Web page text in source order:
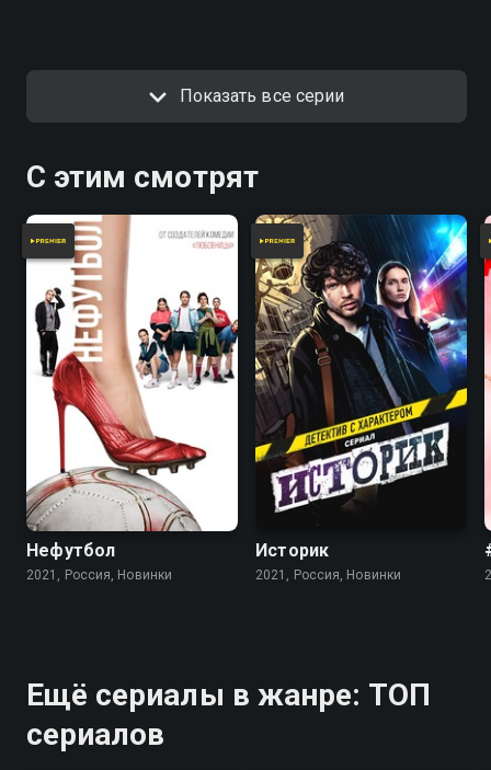
Показать все серии
С этим смотрят
Нефутбол
2021, Россия, Новинки
Историк
2021, Россия, Новинки
Ещё сериалы в жанре: ТОП
сериалов